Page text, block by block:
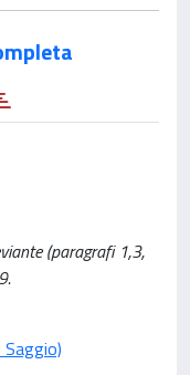
(paragrafi 1,3,